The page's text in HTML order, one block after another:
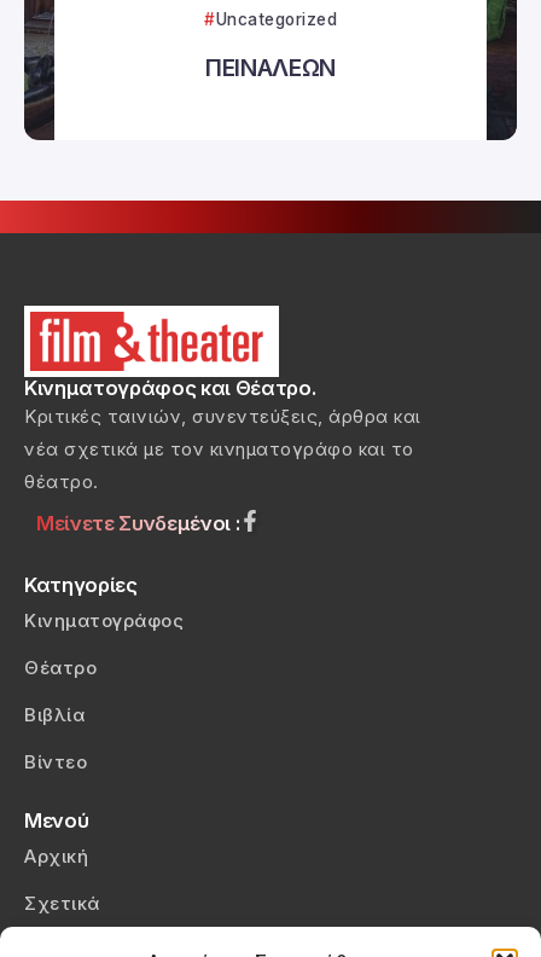
Uncategorized
ΠΕΙΝΑΛΕΩΝ
Κινηματογράφος και Θέατρο.
Κριτικές ταινιών, συνεντεύξεις, άρθρα και
νέα σχετικά με τον κινηματογράφο και το
θέατρο.
Μείνετε Συνδεμένοι :
Κατηγορίες
Κινηματογράφος
Θέατρο
Βιβλία
Βίντεο
Μενού
Αρχική
Σχετικά